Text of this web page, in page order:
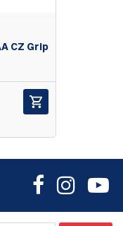
CZ Grip